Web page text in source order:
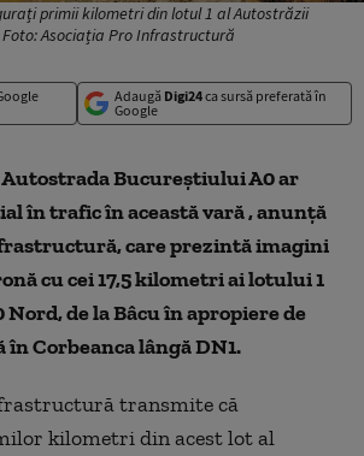
primii kilometri din lotul 1 al Autostrăzii
Asociația Pro Infrastructură
Adaugă Digi24ca sursă preferată în
Google
Bucureștiului A0 ar
în trafic în această vară , anunță
care prezintă imagini
cu cei 17,5 kilometri ai lotului 1
de la Bâcu în apropiere de
în Corbeanca lângă DN1.
transmite că
kilometri din acest lot al